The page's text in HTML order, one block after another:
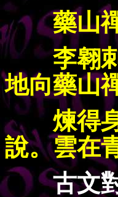
藥山
李翱
地向藥山
煉得
說。雲在
古文